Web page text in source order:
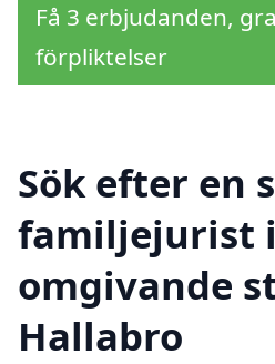
Få 3 erbjudanden,
förpliktelser
Sök efter en
familjejurist
omgivande
Hallabro